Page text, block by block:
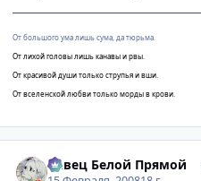
От большого ума лишь сума, да тюрьма.
От лихой головы лишь канавы и рвы.
От красивой души только струпья и вши.
От вселенской любви только морды в крови.
Певец Белой Прямой